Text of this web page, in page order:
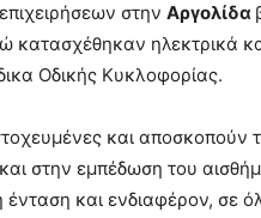
στην Αργολίδα
κατασχέθηκαν ηλεκτρικά
Οδικής Κυκλοφορίας.
και
στην εμπέδωση του
και ενδιαφέρον, σε